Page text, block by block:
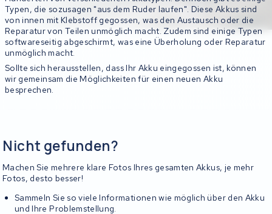
Typen, die sozusagen "aus dem Ruder laufen". Diese Akkus sind
von innen mit Klebstoff gegossen, was den Austausch oder die
Reparatur von Teilen unmöglich macht. Zudem sind einige Typen
softwareseitig abgeschirmt, was eine Überholung oder Reparatur
unmöglich macht.
Sollte sich herausstellen, dass Ihr Akku eingegossen ist, können
wir gemeinsam die Möglichkeiten für einen neuen Akku
besprechen.
Nicht gefunden?
Machen Sie mehrere klare Fotos Ihres gesamten Akkus, je mehr
Fotos, desto besser!
Sammeln Sie so viele Informationen wie möglich über den Akku
und Ihre Problemstellung.